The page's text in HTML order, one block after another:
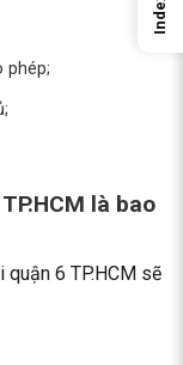
phép;
là bao
quận 6 TP.HCM sẽ
Index